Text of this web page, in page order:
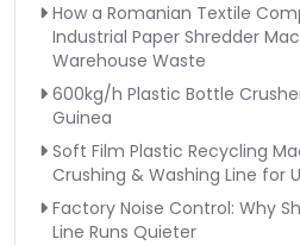
How a Romanian Textile
Industrial Paper Shredder
Warehouse Waste
600kg/h Plastic Bottle
Guinea
Soft Film Plastic Recycling
Crushing & Washing Line for
Factory Noise Control: Why
Line Runs Quieter